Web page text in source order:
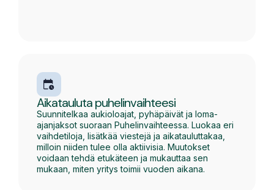
Aikatauluta puhelinvaihteesi
Suunnitelkaa aukioloajat, pyhäpäivät ja loma-
ajanjaksot suoraan Puhelinvaihteessa. Luokaa eri
vaihdetiloja, lisätkää viestejä ja aikatauluttakaa,
milloin niiden tulee olla aktiivisia. Muutokset
voidaan tehdä etukäteen ja mukauttaa sen
mukaan, miten yritys toimii vuoden aikana.